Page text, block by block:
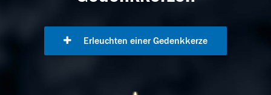
Erleuchten einer Gedenkkerze